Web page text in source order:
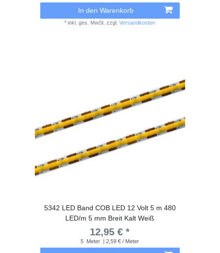
In den Warenkorb
*inkl. ges. MwSt. zzgl.Versandkosten
5342 LED Band COB LED 12 Volt 5 m 480
LED/m 5 mm Breit Kalt Weiß
12,95 € *
5 Meter | 2,59 € / Meter